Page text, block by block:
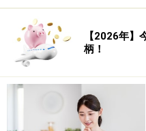
ますね。
株価が下落基調にある
が、どの程度売り込まれ
ょう。そこで、株価がど
くは買われているのかを
離率」を使います。
【2026年】
柄！